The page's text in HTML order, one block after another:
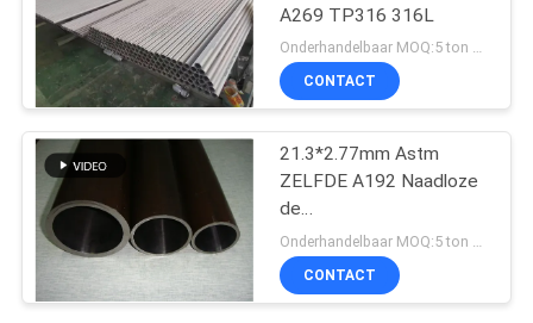
SITEMAP
PRIVACYBELEID
naadloze koperbuis
16
16
A269 TP316 316L
Onderhandelbaar MOQ:5 ton per grootte
CONTACT
21.3*2.77mm Astm
ZELFDE A192 Naadloze
de
Warmtewisselaarbuizen
van de Staalbuis
Onderhandelbaar MOQ:5 ton per grootte
CONTACT